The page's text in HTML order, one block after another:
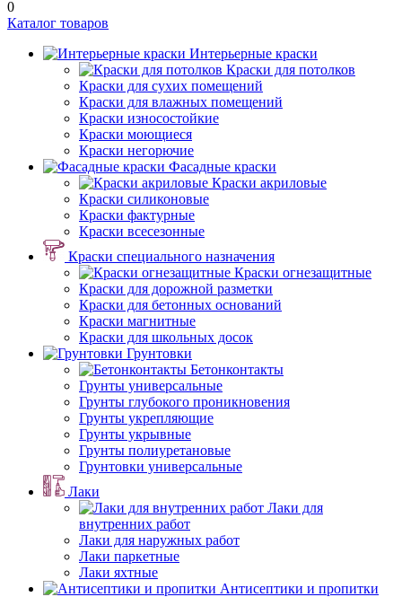
0
Каталог товаров
Интерьерные краски
Краски для потолков
Краски для сухих помещений
Краски для влажных помещений
Краски износостойкие
Краски моющиеся
Краски негорючие
Фасадные краски
Краски акриловые
Краски силиконовые
Краски фактурные
Краски всесезонные
Краски специального назначения
Краски огнезащитные
Краски для дорожной разметки
Краски для бетонных оснований
Краски магнитные
Краски для школьных досок
Грунтовки
Бетонконтакты
Грунты универсальные
Грунты глубокого проникновения
Грунты укрепляющие
Грунты укрывные
Грунты полиуретановые
Грунтовки универсальные
Лаки
Лаки для
внутренних работ
Лаки для наружных работ
Лаки паркетные
Лаки яхтные
Антисептики и пропитки